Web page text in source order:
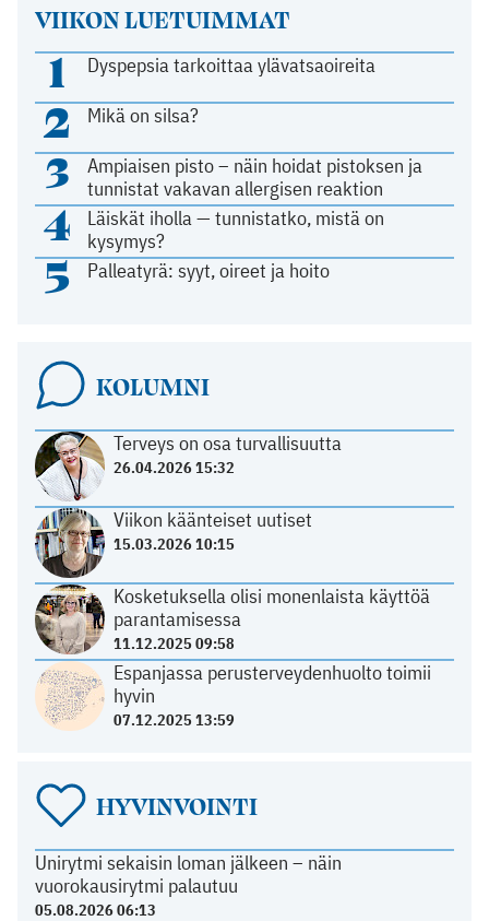
VIIKON LUETUIMMAT
1 Dyspepsia tarkoittaa ylävatsaoireita
2 Mikä on silsa?
3
Ampiaisen pisto – näin hoidat pistoksen ja
tunnistat vakavan allergisen reaktion
4
Läiskät iholla — tunnistatko, mistä on
kysymys?
5 Palleatyrä: syyt, oireet ja hoito
KOLUMNI
Terveys on osa turvallisuutta
26.04.2026 15:32
Viikon käänteiset uutiset
15.03.2026 10:15
Kosketuksella olisi monenlaista käyttöä
parantamisessa
11.12.2025 09:58
Espanjassa perusterveydenhuolto toimii
hyvin
07.12.2025 13:59
HYVINVOINTI
Unirytmi sekaisin loman jälkeen – näin
vuorokausirytmi palautuu
05.08.2026 06:13